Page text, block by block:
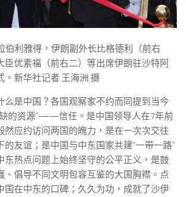
伯利雅得，伊朗副外长比格德利（前右
臣优素福（前右二）等出席伊朗驻沙特阿
。新华社记者 王海洲 摄
么是中国？各国观察家不约而同提到当今
的资源”——信任。是中国领导人在7年前
然应约访问两国的魄力，是在一次次交往
的友谊；是中国与中东国家共建“一带一路”
东热点问题上始终坚守的公平正义，是鼓
、倡导不同文明包容互鉴的大国胸襟。点
国在中东的口碑；久久为功，成就了沙伊